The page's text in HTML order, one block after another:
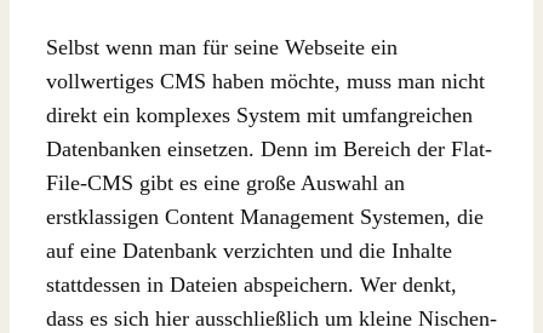
Selbst wenn man für seine Webseite ein
vollwertiges CMS haben möchte, muss man nicht
direkt ein komplexes System mit umfangreichen
Datenbanken einsetzen. Denn im Bereich der Flat-
File-CMS gibt es eine große Auswahl an
erstklassigen Content Management Systemen, die
auf eine Datenbank verzichten und die Inhalte
stattdessen in Dateien abspeichern. Wer denkt,
dass es sich hier ausschließlich um kleine Nischen-